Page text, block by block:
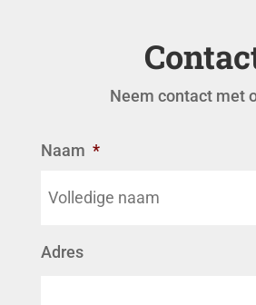
Neem contact met
Naam *
Adres